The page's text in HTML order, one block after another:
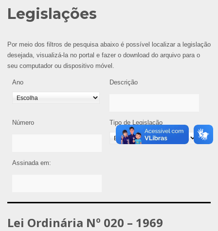
Legislações
Por meio dos filtros de pesquisa abaixo é possível localizar a legislação
desejada, visualizá-la no portal e fazer o download do arquivo para o
seu computador ou dispositivo móvel.
Ano Descrição
Número Tipo de Legislação
Assinada em:
Lei Ordinária Nº 020 – 1969